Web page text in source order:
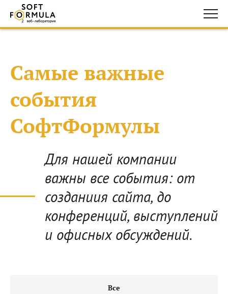
Самые важные
события
СофтФормулы
Для нашей компании
важны все события: от
созданиия сайта, до
конференций, выступлений
и офисных обсуждений.
Все